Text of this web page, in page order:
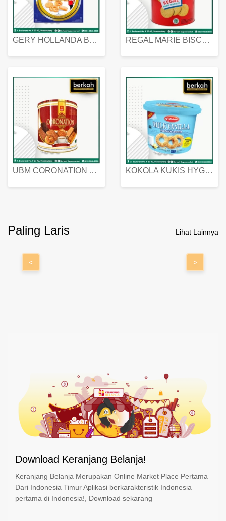
GERY HOLLANDA BUTTER COOKIES 450 GRAM REGAL MARIE BISCUIT KALENG 550 GRAM
UBM CORONATION ASSORTED BISKUIT KALENG 450 GRAM KOKOLA KUKIS HYGIENIC MILK VANILLA PACK 320 GR
Paling Laris Lihat Lainnya
< >
Download Keranjang Belanja!
Keranjang Belanja Merupakan Online Market Place Pertama
Dari Indonesia Timur Aplikasi berkarakteristik Indonesia
pertama di Indonesia!, Download sekarang